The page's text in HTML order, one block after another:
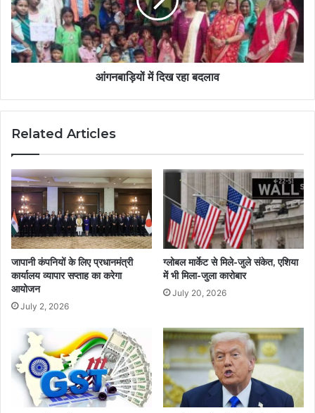
आंगनबाड़ियों में दिख रहा बदलाव
Related Articles
जापानी कंपनियों के लिए प्रधानमंत्री
कार्यालय व्यापार सप्ताह का करेगा
आयोजन
July 2, 2026
ग्लोबल मार्केट से मिले-जुले संकेत, एशिया
में भी मिला-जुला कारोबार
July 20, 2026